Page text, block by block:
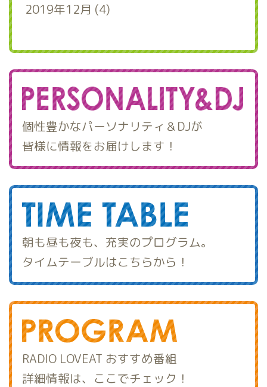
2019年12月 (4)
個性豊かなパーソナリティ＆DJが
皆様に情報をお届けします！
朝も昼も夜も、充実のプログラム。
タイムテーブルはこちらから！
RADIO LOVEAT おすすめ番組
詳細情報は、ここでチェック！